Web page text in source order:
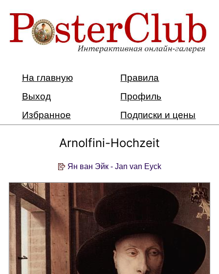
На главную
Правила
Выход
Профиль
Избранное
Подписки и цены
Arnolfini-Hochzeit
Ян ван Эйк - Jan van Eyck